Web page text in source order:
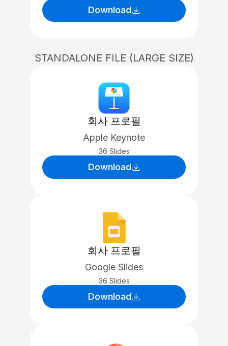
Download
STANDALONE FILE (LARGE SIZE)
회사 프로필
Apple Keynote
36 Slides
Download
회사 프로필
Google Slides
36 Slides
Download